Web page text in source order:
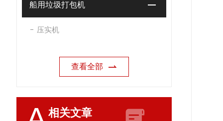
船用垃圾打包机
压实机
查看全部
相关文章